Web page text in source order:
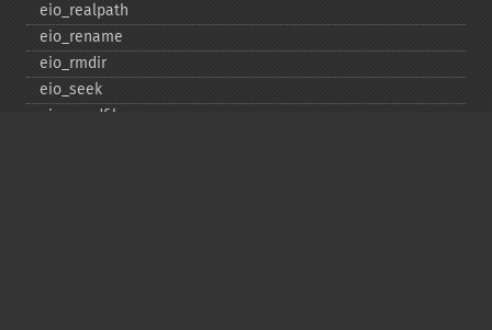
eio_​realpath
eio_​rename
eio_​rmdir
eio_​seek
eio_​sendfile